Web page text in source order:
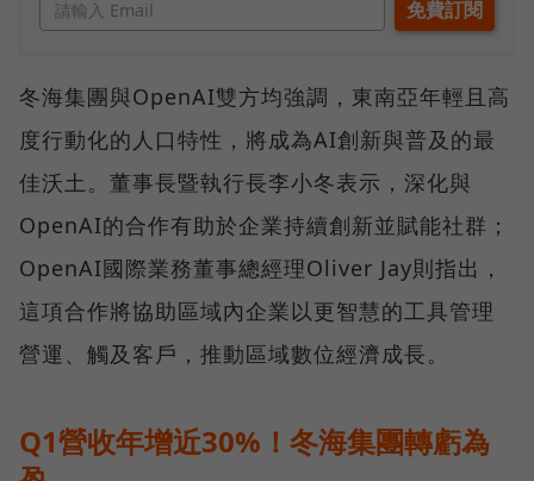
冬海集團與OpenAI雙方均強調，東南亞年輕且高
度行動化的人口特性，將成為AI創新與普及的最
佳沃土。董事長暨執行長李小冬表示，深化與
OpenAI的合作有助於企業持續創新並賦能社群；
OpenAI國際業務董事總經理Oliver Jay則指出，
這項合作將協助區域內企業以更智慧的工具管理
營運、觸及客戶，推動區域數位經濟成長。
Q1營收年增近30%！冬海集團轉虧為